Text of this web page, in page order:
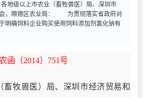
地级以上市农业（畜牧兽医）局、深圳市
会，顺德区农业局： 为贯彻落实省政府对
明确饲料企业购买使用饲料添加剂氯化钠有
函〔2014〕 751号
牧兽医）局、 深圳市经济贸易和